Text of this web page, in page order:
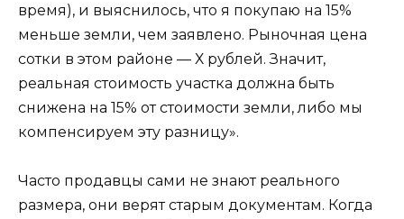
время), и выяснилось, что я покупаю на 15%
меньше земли, чем заявлено. Рыночная цена
сотки в этом районе — Х рублей. Значит,
реальная стоимость участка должна быть
снижена на 15% от стоимости земли, либо мы
компенсируем эту разницу».
Часто продавцы сами не знают реального
размера, они верят старым документам. Когда